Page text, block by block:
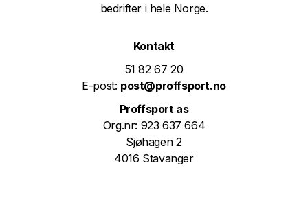
bedrifter i hele Norge.
Kontakt
51 82 67 20
E-post: post@proffsport.no
Proffsport as
Org.nr: 923 637 664
Sjøhagen 2
4016 Stavanger